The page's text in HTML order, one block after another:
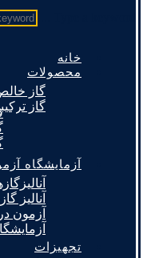
خانه
محصولات
گاز
گاز
آزمایشگاه
آنالیز
آزمون
تجهیزات